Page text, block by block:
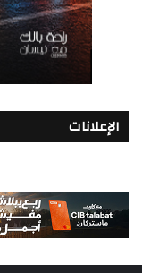
الإعلانات